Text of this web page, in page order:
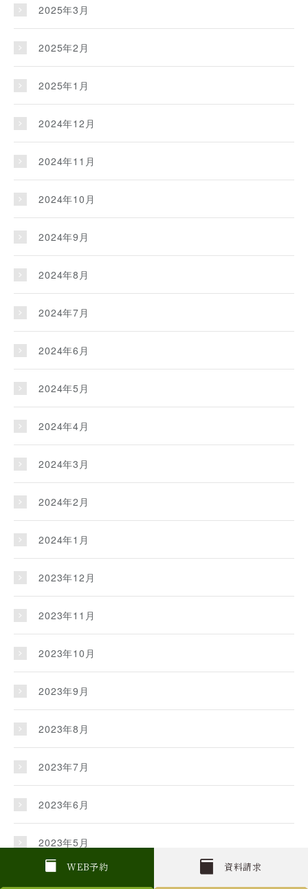
W EB予約 資料請求
2025年3月
2025年2月
2025年1月
2024年12月
2024年11月
2024年10月
2024年9月
2024年8月
2024年7月
2024年6月
2024年5月
2024年4月
2024年3月
2024年2月
2024年1月
2023年12月
2023年11月
2023年10月
2023年9月
2023年8月
2023年7月
2023年6月
2023年5月